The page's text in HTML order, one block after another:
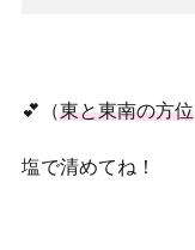
💕（東と東南の方位
塩で清めてね！